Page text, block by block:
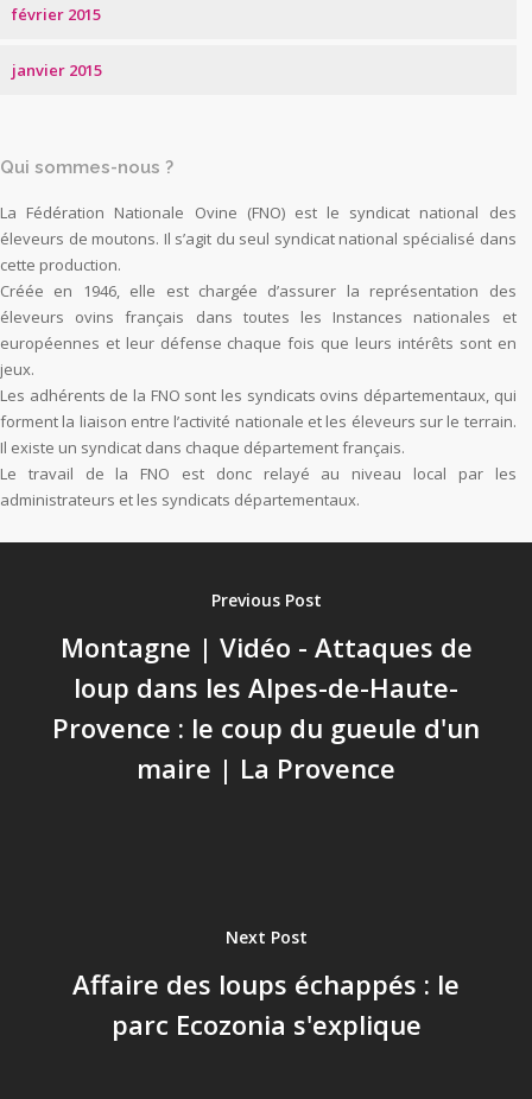
février 2015
janvier 2015
Qui sommes-nous ?
La Fédération Nationale Ovine (FNO) est le syndicat national des
éleveurs de moutons. Il s’agit du seul syndicat national spécialisé dans
cette production.
Créée en 1946, elle est chargée d’assurer la représentation des
éleveurs ovins français dans toutes les Instances nationales et
européennes et leur défense chaque fois que leurs intérêts sont en
jeux.
Les adhérents de la FNO sont les syndicats ovins départementaux, qui
forment la liaison entre l’activité nationale et les éleveurs sur le terrain.
Il existe un syndicat dans chaque département français.
Le travail de la FNO est donc relayé au niveau local par les
administrateurs et les syndicats départementaux.
Previous Post
Montagne | Vidéo - Attaques de
loup dans les Alpes-de-Haute-
Provence : le coup du gueule d'un
maire | La Provence
Next Post
Affaire des loups échappés : le
parc Ecozonia s'explique